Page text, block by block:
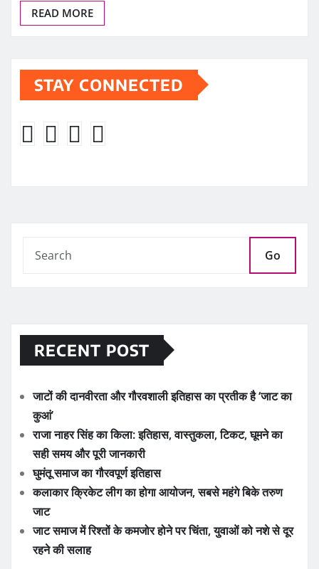
READ MORE
STAY CONNECTED
Go
RECENT POST
जाटों की दानवीरता और गौरवशाली इतिहास का प्रतीक है ‘जाट का
कुआं’
राजा नाहर सिंह का किला: इतिहास, वास्तुकला, टिकट, घूमने का
सही समय और पूरी जानकारी
घुमंतू समाज का गौरवपूर्ण इतिहास
कलाकार क्रिकेट लीग का होगा आयोजन, सबसे महंगे बिके तरुण
जाट
जाट समाज में रिश्तों के कमजोर होने पर चिंता, युवाओं को नशे से दूर
रहने की सलाह